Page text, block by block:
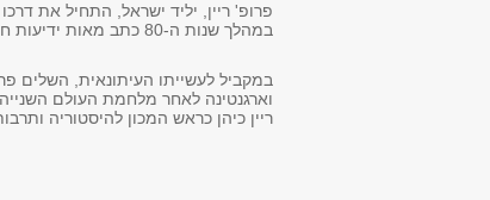
פרופ' ריין, יליד ישראל, התחיל את
במהלך שנות ה-80 כתב מאות ידיעות חדשותיות ומאמרים במספר עיתונים בהם "חדשות", "על המשמר" ו-"דבר".
במקביל לעשייתו העיתונאית, השלים
ריין כיהן כראש המכון להיסטוריה